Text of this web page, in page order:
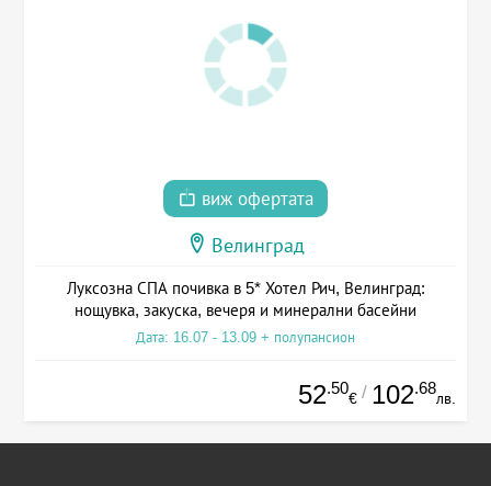
виж офертата
Велинград
Луксозна СПА почивка в 5* Хотел Рич, Велинград:
нощувка, закуска, вечеря и минерални басейни
Дата: 16.07 - 13.09 + полупансион
52.50
€ / 102.68
лв.